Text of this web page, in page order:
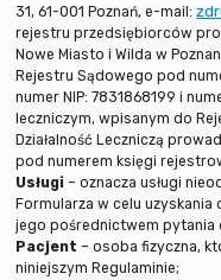
31, 61-001 Poznań, e-mail:
rejestru przedsiębiorców
Nowe Miasto i Wilda w
Rejestru Sądowego pod
numer NIP: 7831868199 i
leczniczym, wpisanym do
Działalność Leczniczą
pod numerem księgi
Usługi – oznacza usługi
Formularza w celu
jego pośrednictwem pytania
Pacjent – osoba fizyczna,
niniejszym Regulaminie;